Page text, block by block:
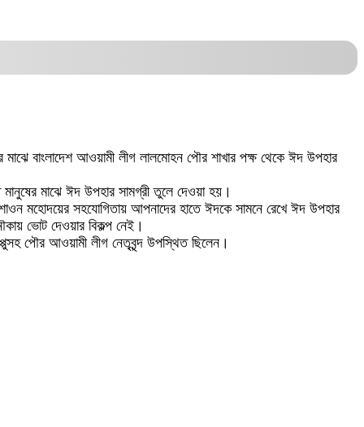
বাংলাদেশ আওয়ামী লীগ লালমোহন পৌর শাখার পক্ষ থেকে ঈদ উপহার
মাঝে ঈদ উপহার সামগ্রী তুলে দেওয়া হয়।
মহোদয়ের সহযোগিতায় আপনাদের হাতে ঈদকে সামনে রেখে ঈদ উপহার
ভোট দেওয়ার বিকল্প নেই।
পৌর আওয়ামী লীগ নেতৃবৃন্দ উপস্থিত ছিলেন।